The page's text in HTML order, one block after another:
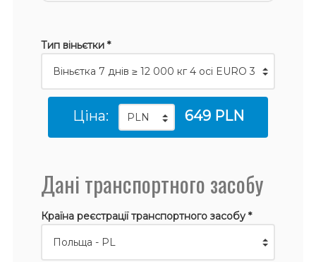
Тип віньєтки *
Ціна: 649 PLN
Дані транспортного засобу
Країна реєстрації транспортного засобу *